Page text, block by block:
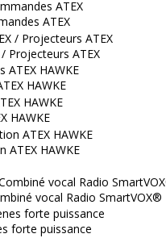
ATEX
Projecteurs ATEX
HAWKE
HAWKE
ATEX HAWKE
vocal Radio SmartVOX®
forte puissance